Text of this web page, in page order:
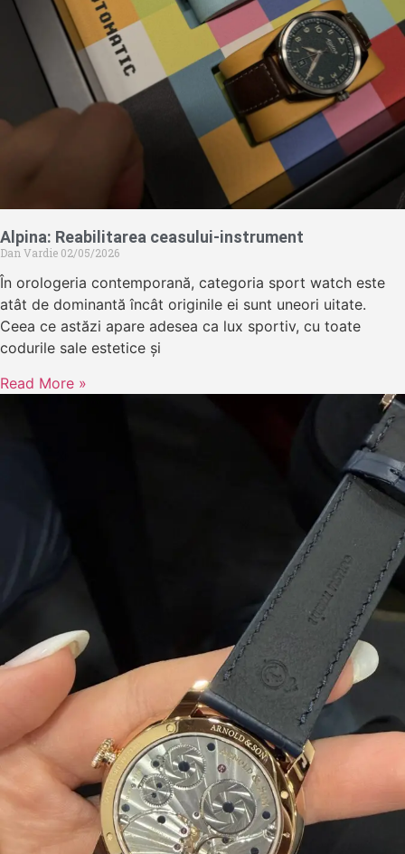
Alpina: Reabilitarea ceasului-instrument
Dan Vardie 02/05/2026
În orologeria contemporană, categoria sport watch este
atât de dominantă încât originile ei sunt uneori uitate.
Ceea ce astăzi apare adesea ca lux sportiv, cu toate
codurile sale estetice și
Read More »